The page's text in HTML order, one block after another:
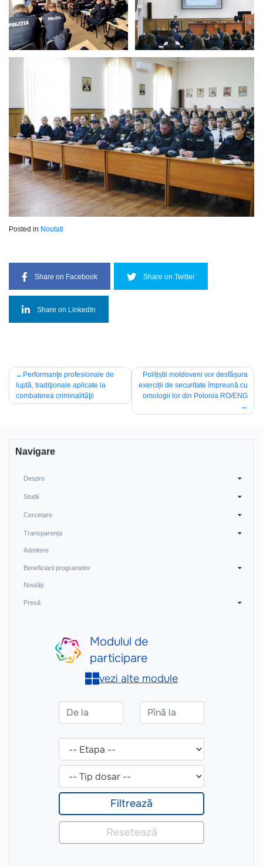
Posted in Noutati
Share on Facebook Share on Twitter
Share on LinkedIn
Navigare
în
articole
Performanţe profesionale de
luptă, tradiţionale aplicate la
combaterea criminalităţii
Polițiștii moldoveni vor desfășura
exerciții de securitate împreună cu
omologii lor din Polonia RO/ENG
Navigare
Despre
Studii
Cercetare
Transparența
Admitere
Beneficiarii programelor
Noutăți
Presă